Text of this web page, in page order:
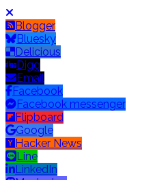
Blogger
Bluesky
Delicious
Digg
Email
Facebook
Facebook messenger
Flipboard
Google
Hacker News
Line
LinkedIn